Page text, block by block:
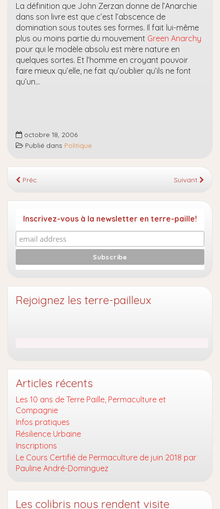
La définition que John Zerzan donne de l’Anarchie
dans son livre est que c’est l’abscence de
domination sous toutes ses formes. Il fait lui-même
plus ou moins partie du mouvement Green Anarchy
pour qui le modèle absolu est mère nature en
quelques sortes. Et l’homme en croyant pouvoir
faire mieux qu’elle, ne fait qu’oublier qu’ils ne font
qu’un…
octobre 18, 2006
Publié dans Politique
Préc. Suivant
Inscrivez-vous à la newsletter en terre-paille!
Rejoignez les terre-pailleux
Articles récents
Les 10 ans de Terre Paille, Permaculture et
Compagnie
Infos pratiques
Résilience Urbaine
Inscriptions
Le Cours Certifié de Permaculture de juin 2018 par
Pauline André-Dominguez
Les colibris nous rendent visite